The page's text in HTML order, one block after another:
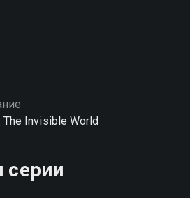
сезон сериала О деревьях и
вы можете совершенно
HD качестве на Смотрёшке
The Invisible World
серии